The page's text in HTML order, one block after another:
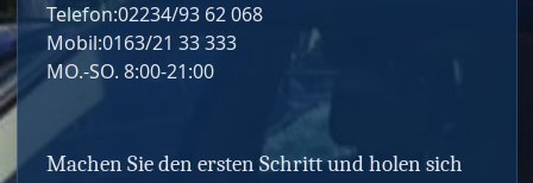
Telefon:02234/93 62 068
Mobil:0163/21 33 333
MO.-SO. 8:00-21:00
Machen Sie den ersten Schritt und holen sich